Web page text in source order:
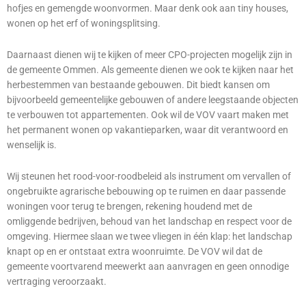
hofjes en gemengde woonvormen. Maar denk ook aan tiny houses,
wonen op het erf of woningsplitsing.
Daarnaast dienen wij te kijken of meer CPO-projecten mogelijk zijn in
de gemeente Ommen. Als gemeente dienen we ook te kijken naar het
herbestemmen van bestaande gebouwen. Dit biedt kansen om
bijvoorbeeld gemeentelijke gebouwen of andere leegstaande objecten
te verbouwen tot appartementen. Ook wil de VOV vaart maken met
het permanent wonen op vakantieparken, waar dit verantwoord en
wenselijk is.
Wij steunen het rood-voor-roodbeleid als instrument om vervallen of
ongebruikte agrarische bebouwing op te ruimen en daar passende
woningen voor terug te brengen, rekening houdend met de
omliggende bedrijven, behoud van het landschap en respect voor de
omgeving. Hiermee slaan we twee vliegen in één klap: het landschap
knapt op en er ontstaat extra woonruimte. De VOV wil dat de
gemeente voortvarend meewerkt aan aanvragen en geen onnodige
vertraging veroorzaakt.